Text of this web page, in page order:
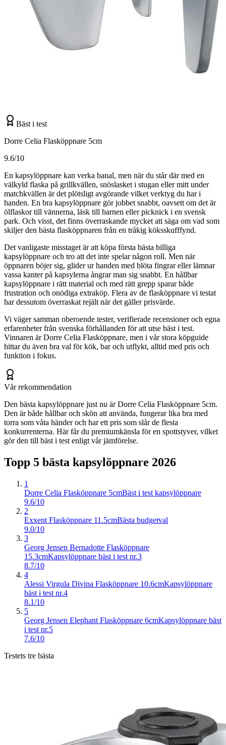
Bäst i test
Dorre Celia Flasköppnare 5cm
9.6/10
En kapsylöppnare kan verka banal, men när du står där med en
välkyld flaska på grillkvällen, snöslasket i stugan eller mitt under
matchkvällen är det plötsligt avgörande vilket verktyg du har i
handen. En bra kapsylöppnare gör jobbet snabbt, oavsett om det är
ölflaskor till vännerna, läsk till barnen eller picknick i en svensk
park. Och visst, det finns överraskande mycket att säga om vad som
skiljer den bästa flasköppnaren från en tråkig köksskufffynd.
Det vanligaste misstaget är att köpa första bästa billiga
kapsylöppnare och tro att det inte spelar någon roll. Men när
öppnaren böjer sig, glider ur handen med blöta fingrar eller lämnar
vassa kanter på kapsylerna ångrar man sig snabbt. En hållbar
kapsylöppnare i rätt material och med rätt grepp sparar både
frustration och onödiga extraköp. Flera av de flasköppnare vi testat
har dessutom överraskat rejält när det gäller prisvärde.
Vi väger samman oberoende tester, verifierade recensioner och egna
erfarenheter från svenska förhållanden för att utse bäst i test.
Vinnaren är Dorre Celia Flasköppnare, men i vår stora köpguide
hittar du även bra val för kök, bar och utflykt, alltid med pris och
funktion i fokus.
Vår rekommendation
Den bästa kapsylöppnare just nu är Dorre Celia Flasköppnare 5cm.
Den är både hållbar och skön att använda, fungerar lika bra med
torra som våta händer och har ett pris som slår de flesta
konkurrenterna. Här får du premiumkänsla för en spottstyver, vilket
gör den till bäst i test enligt vår jämförelse.
Topp 5 bästa kapsylöppnare 2026
1
Dorre Celia Flasköppnare 5cmBäst i test kapsylöppnare
9.6/10
2
Exxent Flasköppnare 11.5cmBästa budgetval
9.0/10
3
Georg Jensen Bernadotte Flasköppnare
15.3cmKapsylöppnare bäst i test nr.3
8.7/10
4
Alessi Virgula Divina Flasköppnare 10.6cmKapsylöppnare
bäst i test nr.4
8.1/10
5
Georg Jensen Elephant Flasköppnare 6cmKapsylöppnare bäst
i test nr.5
7.6/10
Testets tre bästa